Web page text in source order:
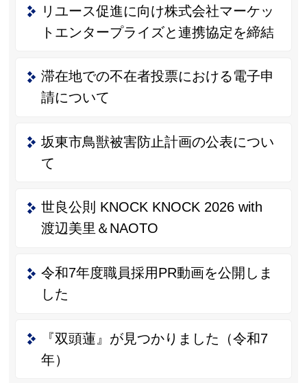
リユース促進に向け株式会社マーケッ
トエンタープライズと連携協定を締結
滞在地での不在者投票における電子申
請について
坂東市鳥獣被害防止計画の公表につい
て
世良公則 KNOCK KNOCK 2026 with
渡辺美里＆NAOTO
令和7年度職員採用PR動画を公開しま
した
『双頭蓮』が見つかりました（令和7
年）